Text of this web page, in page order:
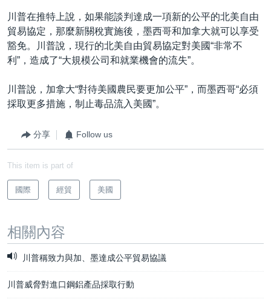
川普在推特上說，如果能談判達成一項新的公平的北美自由
貿易協定，那麼新關稅實施後，墨西哥和加拿大就可以享受
豁免。川普說，現行的北美自由貿易協定對美國“非常不
利”，造成了“大規模公司和就業機會的流失”。
川普說，加拿大“對待美國農民要更加公平”，而墨西哥“必須
採取更多措施，制止毒品流入美國”。
分享 Follow us
This item is part of
國際 經貿 美國
相關內容
川普稱致力與加、墨達成公平貿易協議
川普威脅對進口鋼鋁產品採取行動